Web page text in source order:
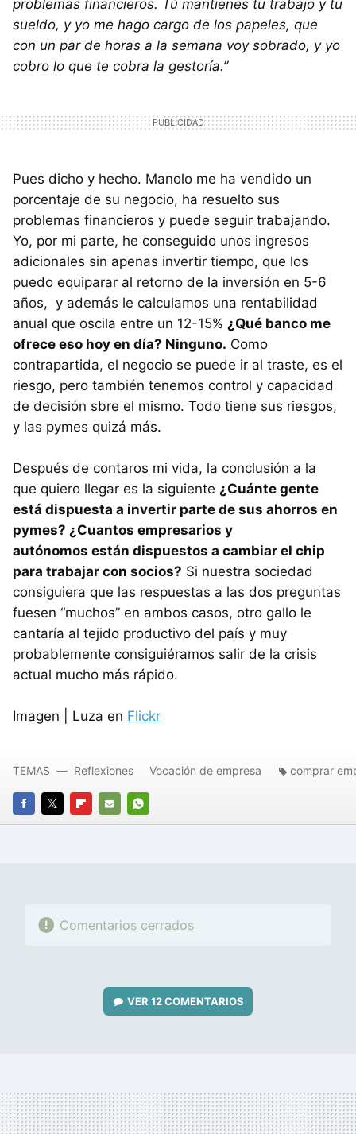
problemas financieros. Tú mantienes tu trabajo y tu
sueldo, y yo me hago cargo de los papeles, que
con un par de horas a la semana voy sobrado, y yo
cobro lo que te cobra la gestoría.”
Pues dicho y hecho. Manolo me ha vendido un
porcentaje de su negocio, ha resuelto sus
problemas financieros y puede seguir trabajando.
Yo, por mi parte, he conseguido unos ingresos
adicionales sin apenas invertir tiempo, que los
puedo equiparar al retorno de la inversión en 5-6
años, y además le calculamos una rentabilidad
anual que oscila entre un 12-15% ¿Qué banco me
ofrece eso hoy en día? Ninguno. Como
contrapartida, el negocio se puede ir al traste, es el
riesgo, pero también tenemos control y capacidad
de decisión sbre el mismo. Todo tiene sus riesgos,
y las pymes quizá más.
Después de contaros mi vida, la conclusión a la
que quiero llegar es la siguiente ¿Cuánte gente
está dispuesta a invertir parte de sus ahorros en
pymes? ¿Cuantos empresarios y
autónomos están dispuestos a cambiar el chip
para trabajar con socios? Si nuestra sociedad
consiguiera que las respuestas a las dos preguntas
fuesen “muchos” en ambos casos, otro gallo le
cantaría al tejido productivo del país y muy
probablemente consiguiéramos salir de la crisis
actual mucho más rápido.
Imagen | Luza en Flickr
FACEBOOK
TWITTERFLIPBOARD
E-
WHATSAPP
TEMAS Reflexiones Vocación de empresa comprar
Comentarios cerrados
VER12 COMENTARIOS